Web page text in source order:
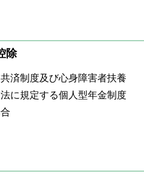
除
済制度及び心身障害者扶養
に規定する個人型年金制度